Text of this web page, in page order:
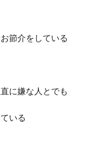
節介をしている
に嫌な人とでも
いる